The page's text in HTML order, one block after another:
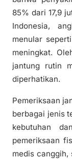
85% dari 17,9
Indonesia,
menular
meningkat.
jantung rutin
diperhatikan.
Pemeriksaan
berbagai jenis
kebutuhan
pemeriksaan
medis canggih,